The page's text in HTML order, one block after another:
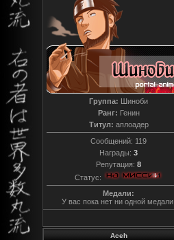
Группа: Шиноби
Ранг: Генин
Титул: аплоадер
Сообщений: 119
Награды: 3
Репутация: 8
Статус:
Медали:
У вас пока нет ни одной медали.
Aceh